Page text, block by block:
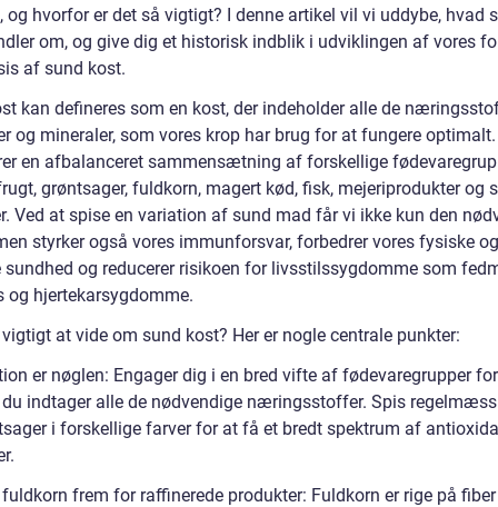
og hvorfor er det så vigtigt? I denne artikel vil vi uddybe, hvad
om, og give dig et historisk indblik i udviklingen af vores
af sund kost.
kan defineres som en kost, der indeholder alle de
og mineraler, som vores krop har brug for at fungere
en afbalanceret sammensætning af forskellige
grøntsager, fuldkorn, magert kød, fisk, mejeriprodukter og
Ved at spise en variation af sund mad får vi ikke kun den
styrker også vores immunforsvar, forbedrer vores fysiske og
sundhed og reducerer risikoen for livsstilssygdomme som
og hjertekarsygdomme.
at vide om sund kost? Her er nogle centrale punkter:
er nøglen: Engager dig i en bred vifte af fødevaregrupper
du indtager alle de nødvendige næringsstoffer. Spis
i forskellige farver for at få et bredt spektrum af
frem for raffinerede produkter: Fuldkorn er rige på